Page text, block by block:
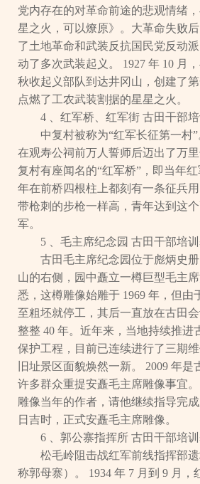
党内存在的对革命前途的悲观情绪
星之火，可以燎原》。大革命失败
了土地革命和武装反抗国民党反动
动了多次武装起义。 1927 年 10 月
秋收起义部队到达井冈山，创建了第
点燃了工农武装割据的星星之火。
4 、红军桥、红军街 古田干部
中复村被称为“红军长征第一村”
在观寿公祠前万人誓师后迈出了万
复村有座闻名的“红军桥”，即当年
年在前桥四根柱上都刻有一条征兵
带枪刺的步枪一样高，青年达到这
军。
5 、毛主席纪念园 古田干部培
古田毛主席纪念园位于彪炳史
山的右侧，园中矗立一樽巨型毛主
悉，这樽雕像始雕于 1969 年，但由
至粗坯就停工，其后一直放在古田
整整 40 年。近年来，当地持续推进
保护工程，目前已连续进行了三期
旧址景区面貌焕然一新。 2009 年是
许多群众重提安矗毛主席雕像事宜
雕像当年的作者，请他继续指导完
日吉时，正式安矗毛主席雕像。
6 、郭公寨指挥所 古田干部培
松毛岭阻击战红军前线指挥部
称郭母寨）。 1934 年 7 月到 9 月，